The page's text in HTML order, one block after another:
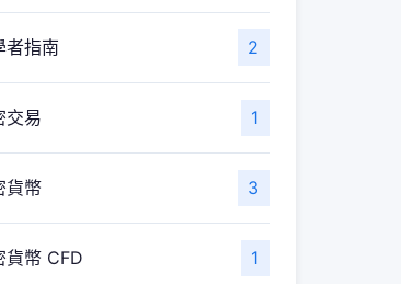
者指南 2
交易 1
貨幣 3
貨幣 CFD 1